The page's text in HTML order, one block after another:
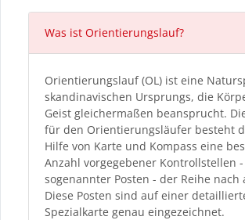
contenthere:
Was ist Orientierungslauf?
Orientierungslauf (OL) ist eine
skandinavischen Ursprungs, die
Geist gleichermaßen beansprucht.
für den Orientierungsläufer besteht
Hilfe von Karte und Kompass eine
Anzahl vorgegebener Kontrollstellen -
sogenannter Posten - der Reihe nach
Diese Posten sind auf einer
Spezialkarte genau eingezeichnet.